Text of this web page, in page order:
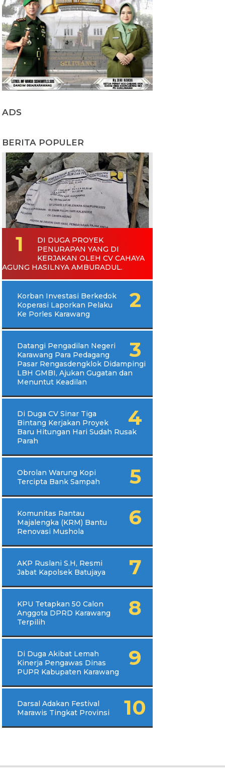
ADS
BERITA POPULER
DI DUGA PROYEK
PENURAPAN YANG DI
KERJAKAN OLEH CV CAHAYA
AGUNG HASILNYA AMBURADUL.
Korban Investasi Berkedok
Koperasi Laporkan Pelaku
Ke Porles Karawang
Datangi Pengadilan Negeri
Karawang Para Pedagang
Pasar Rengasdengklok Didampingi
LBH GMBI, Ajukan Gugatan dan
Menuntut Keadilan
Di Duga CV Sinar Tiga
Bintang Kerjakan Proyek
Baru Hitungan Hari Sudah Rusak
Parah
Obrolan Warung Kopi
Tercipta Bank Sampah
Komunitas Rantau
Majalengka (KRM) Bantu
Renovasi Mushola
AKP Ruslani S.H, Resmi
Jabat Kapolsek Batujaya
KPU Tetapkan 50 Calon
Anggota DPRD Karawang
Terpilih
Di Duga Akibat Lemah
Kinerja Pengawas Dinas
PUPR Kabupaten Karawang
Darsal Adakan Festival
Marawis Tingkat Provinsi